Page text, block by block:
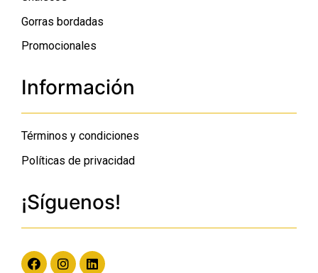
Gorras bordadas
Promocionales
Información
Términos y condiciones
Políticas de privacidad
¡Síguenos!